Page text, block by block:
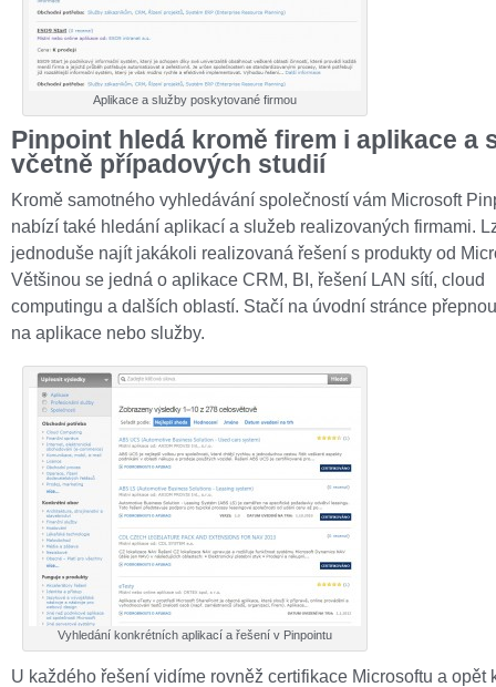
Aplikace a služby poskytované firmou
Pinpoint hledá kromě firem i aplikace a
včetně případových studií
Kromě samotného vyhledávání společností vám Microsoft
nabízí také hledání aplikací a služeb realizovaných firmami.
jednoduše najít jakákoli realizovaná řešení s produkty od
Většinou se jedná o aplikace CRM, BI, řešení LAN sítí, cloud
computingu a dalších oblastí. Stačí na úvodní stránce
na aplikace nebo služby.
Vyhledání konkrétních aplikací a řešení v Pinpointu
U každého řešení vidíme rovněž certifikace Microsoftu a opět